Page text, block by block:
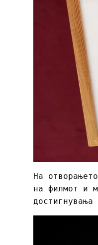
На
на филмот и